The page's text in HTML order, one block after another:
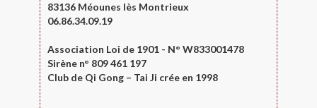
83136 Méounes lès Montrieux
06.86.34.09.19
Association Loi de 1901 - N° W833001478
Sirène n° 809 461 197
Club de Qi Gong – Tai Ji crée en 1998